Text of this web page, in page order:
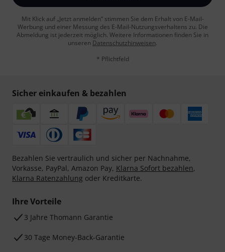
Mit Klick auf „Jetzt anmelden“ stimmen Sie dem Erhalt von E-Mail-
Werbung und einer Messung des E-Mail-Nutzungsverhaltens zu. Die
Abmeldung ist jederzeit möglich. Weitere Informationen finden Sie in
unseren Datenschutzhinweisen.
* Pflichtfeld
Sicher einkaufen & bezahlen
Bezahlen Sie vertraulich und sicher per Nachnahme,
Vorkasse, PayPal, Amazon Pay, Klarna Sofort bezahlen,
Klarna Ratenzahlung oder Kreditkarte.
Ihre Vorteile
3 Jahre Thomann Garantie
30 Tage Money-Back-Garantie